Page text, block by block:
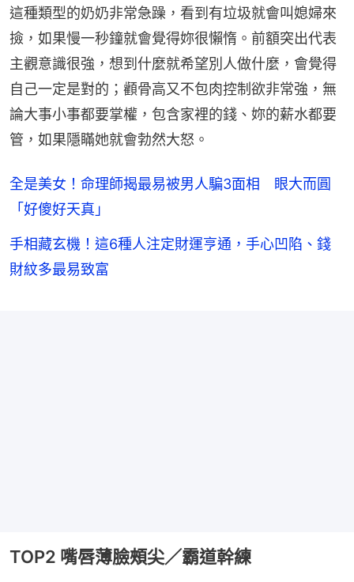
這種類型的奶奶非常急躁，看到有垃圾就會叫媳婦來
撿，如果慢一秒鐘就會覺得妳很懶惰。前額突出代表
主觀意識很強，想到什麼就希望別人做什麼，會覺得
自己一定是對的；顴骨高又不包肉控制欲非常強，無
論大事小事都要掌權，包含家裡的錢、妳的薪水都要
管，如果隱瞞她就會勃然大怒。
全是美女！命理師揭最易被男人騙3面相 眼大而圓
「好傻好天真」
手相藏玄機！這6種人注定財運亨通，手心凹陷、錢
財紋多最易致富
TOP2 嘴唇薄臉頰尖／霸道幹練